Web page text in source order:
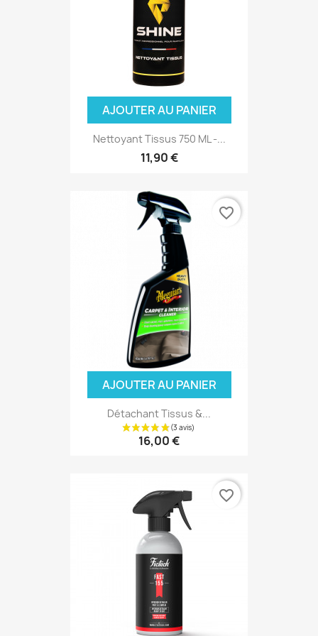
AJOUTER AU PANIER
Nettoyant Tissus 750 ML -...
11,90 €
AJOUTER AU PANIER
Détachant Tissus &...
16,00 €
favorite_border
favorite_border